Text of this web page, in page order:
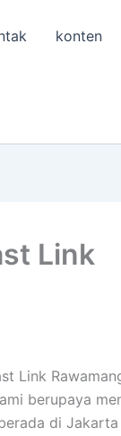
konten
Link
Link
berupaya
di